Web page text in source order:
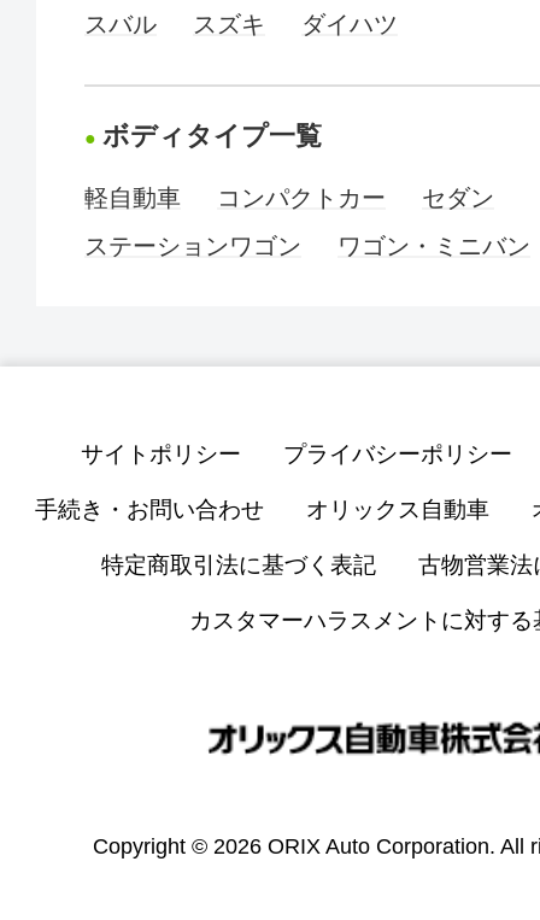
スバル
スズキ ダイハツ
ボディタイプ一覧
軽自動車 コンパクトカー
セダン
ステーションワゴン
ワゴン・ミニバン
サイトポリシー プライバシーポリシー
手続き・お問い合わせ オリックス自動車
特定商取引法に基づく表記 古物営業法
カスタマーハラスメントに対する
Copyright © 2026 ORIX Auto Corporation. All